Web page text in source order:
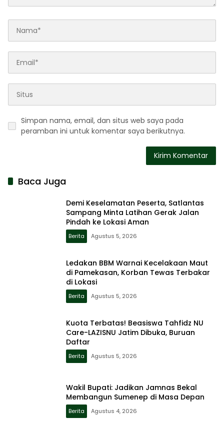
Simpan nama, email, dan situs web saya pada
peramban ini untuk komentar saya berikutnya.
Baca Juga
Demi Keselamatan Peserta, Satlantas
Sampang Minta Latihan Gerak Jalan
Pindah ke Lokasi Aman
Berita Agustus 5, 2026
Ledakan BBM Warnai Kecelakaan Maut
di Pamekasan, Korban Tewas Terbakar
di Lokasi
Berita Agustus 5, 2026
Kuota Terbatas! Beasiswa Tahfidz NU
Care-LAZISNU Jatim Dibuka, Buruan
Daftar
Berita Agustus 5, 2026
Wakil Bupati: Jadikan Jamnas Bekal
Membangun Sumenep di Masa Depan
Berita Agustus 4, 2026